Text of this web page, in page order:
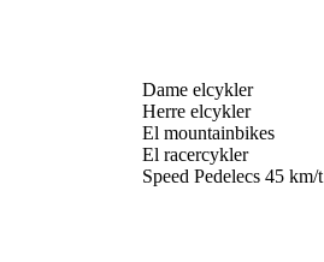
Dame elcykler
Herre elcykler
El mountainbikes
El racercykler
Speed Pedelecs 45 km/t